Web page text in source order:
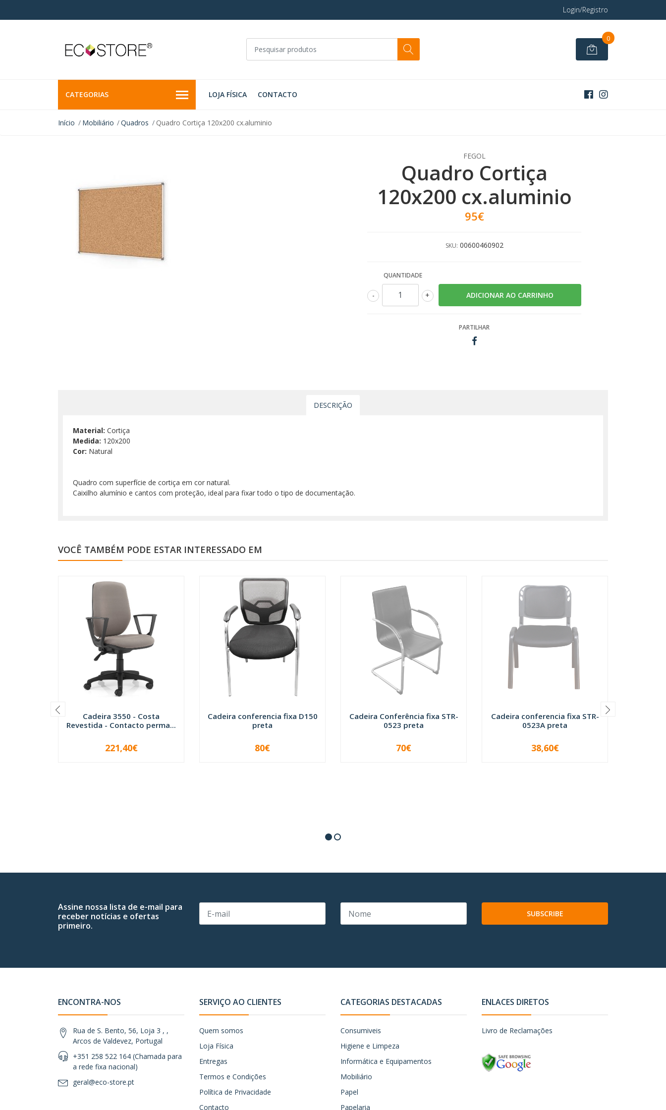
Login/Registro
0
CATEGORIAS LOJA FÍSICA CONTACTO
Início Mobiliário Quadros Quadro Cortiça 120x200 cx.aluminio
FEGOL
Quadro Cortiça
120x200 cx.aluminio
95€
SKU: 00600460902
QUANTIDADE
+
-
PARTILHAR
DESCRIÇÃO
Material: Cortiça
Medida: 120x200
Cor: Natural
Quadro com superfície de cortiça em cor natural.
Caixilho alumínio e cantos com proteção, ideal para fixar todo o tipo de documentação.
VOCÊ TAMBÉM PODE ESTAR INTERESSADO EM
Cadeira 3550 - Costa
Revestida - Contacto perma...
+
221,40€
Cadeira conferencia fixa D150
preta
+
80€
Cadeira Conferência fixa STR-
0523 preta
INDISPONÍVEL
70€
Cadeira conferencia fixa STR-
0523A preta
INDISPONÍVEL
38,60€
Assine nossa lista de e-mail para
receber notícias e ofertas
primeiro.
SUBSCRIBE
ENCONTRA-NOS
Rua de S. Bento, 56, Loja 3 , ,
Arcos de Valdevez, Portugal
+351 258 522 164 (Chamada para
a rede fixa nacional)
geral@eco-store.pt
SERVIÇO AO CLIENTES
Quem somos
Loja Física
Entregas
Termos e Condições
Política de Privacidade
Contacto
CATEGORIAS DESTACADAS
Consumiveis
Higiene e Limpeza
Informática e Equipamentos
Mobiliário
Papel
Papelaria
ENLACES DIRETOS
Livro de Reclamações